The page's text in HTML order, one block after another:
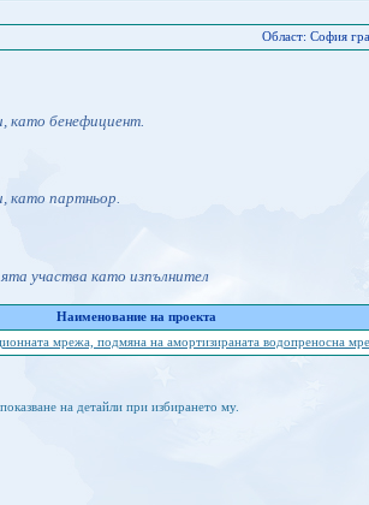
Област: София
като бенефициент.
като партньор.
участва като изпълнител
Наименование на проекта
мрежа, подмяна на амортизираната водопреносна
на детайли при избирането му.